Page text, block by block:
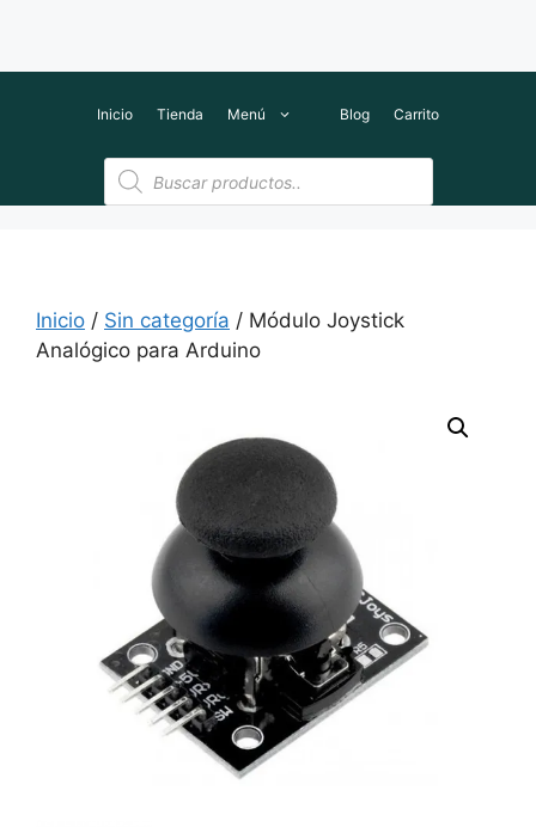
Inicio Tienda Menú Blog Carrito
Búsqueda
de
productos
Inicio / Sin categoría / Módulo Joystick
Analógico para Arduino